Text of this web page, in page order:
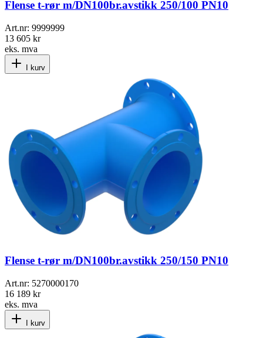
Flense t-rør m/DN100br.avstikk 250/100 PN10
Art.nr: 9999999
13 605 kr
eks. mva
I kurv
Flense t-rør m/DN100br.avstikk 250/150 PN10
Art.nr: 5270000170
16 189 kr
eks. mva
I kurv